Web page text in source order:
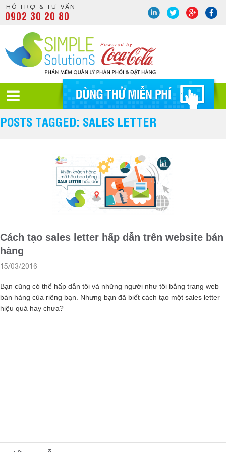
HỖ TRỢ & TƯ VẤN
0902 30 20 80
POSTS TAGGED: SALES LETTER
Cách tạo sales letter hấp dẫn trên website bán
hàng
15/03/2016
Bạn cũng có thể hấp dẫn tôi và những người như tôi bằng trang web
bán hàng của riêng bạn. Nhưng bạn đã biết cách tạo một sales letter
hiệu quả hay chưa?